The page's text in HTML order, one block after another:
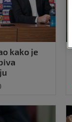
kako je